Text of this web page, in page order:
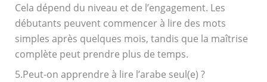
Cela dépend du niveau et de l’engagement. Les
débutants peuvent commencer à lire des mots
simples après quelques mois, tandis que la maîtrise
complète peut prendre plus de temps.
5.Peut-on apprendre à lire l’arabe seul(e) ?